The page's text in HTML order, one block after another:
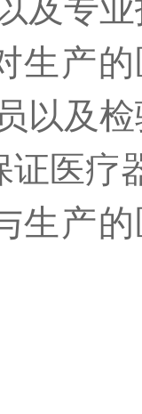
及专
产的
以及
医疗
产的